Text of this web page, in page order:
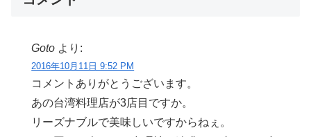
Goto より:
2016年10月11日 9:52 PM
コメントありがとうございます。
あの台湾料理店が3店目ですか。
リーズナブルで美味しいですからねぇ。